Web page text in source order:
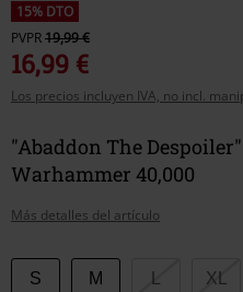
15% DTO
PVPR19,99 €
16,99 €
Los precios incluyen IVA, no incl.
"Abaddon The
Warhammer 40,000
Más detalles del artículo
Elige
S M XL